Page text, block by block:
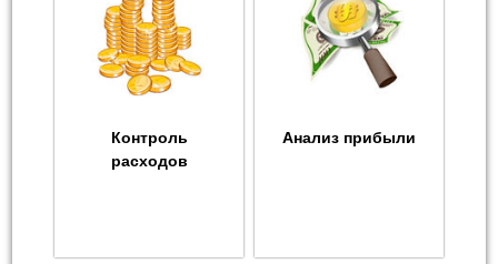
Контроль
расходов
Анализ прибыли